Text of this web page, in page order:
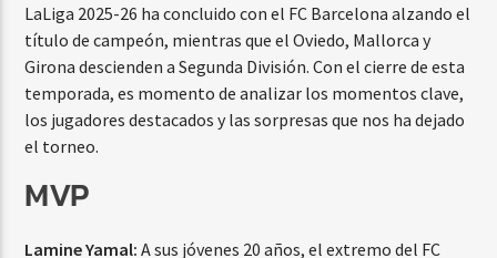
LaLiga 2025-26 ha concluido con el FC Barcelona alzando el
título de campeón, mientras que el Oviedo, Mallorca y
Girona descienden a Segunda División. Con el cierre de esta
temporada, es momento de analizar los momentos clave,
los jugadores destacados y las sorpresas que nos ha dejado
el torneo.
MVP
Lamine Yamal: A sus jóvenes 20 años, el extremo del FC